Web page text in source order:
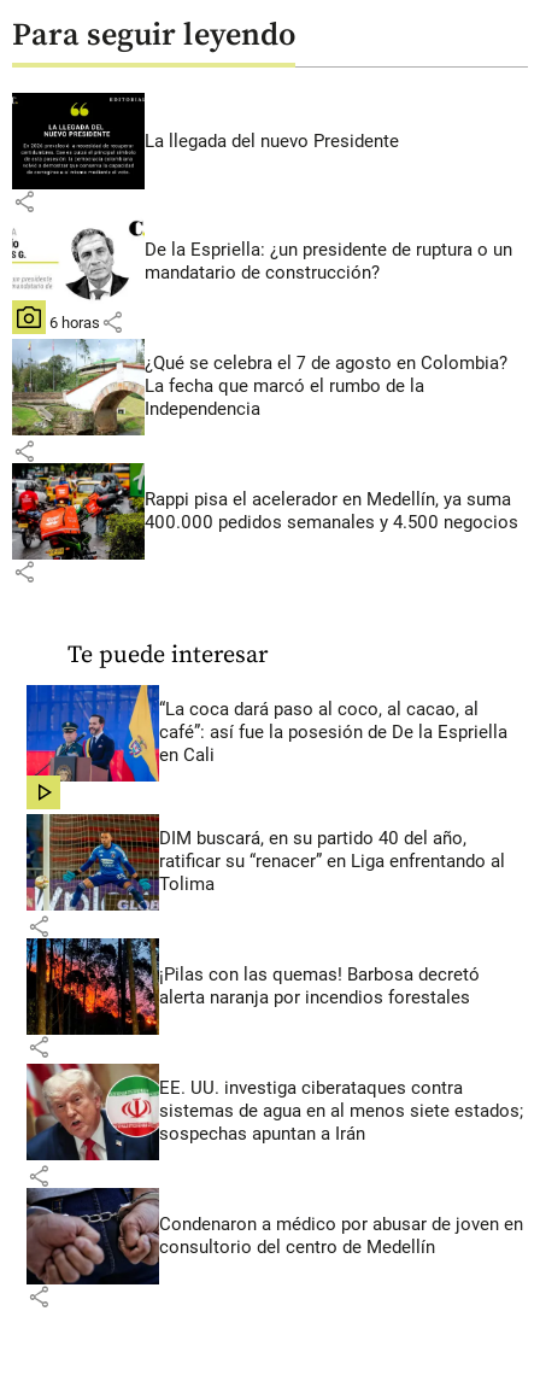
Para seguir leyendo
La llegada del nuevo Presidente
share
De la Espriella: ¿un presidente de ruptura o un
mandatario de construcción?
hace 6 horas share
¿Qué se celebra el 7 de agosto en Colombia?
La fecha que marcó el rumbo de la
Independencia
share
Rappi pisa el acelerador en Medellín, ya suma
400.000 pedidos semanales y 4.500 negocios
share
Te puede interesar
“La coca dará paso al coco, al cacao, al
café”: así fue la posesión de De la Espriella
en Cali
share
DIM buscará, en su partido 40 del año,
ratificar su “renacer” en Liga enfrentando al
Tolima
share
¡Pilas con las quemas! Barbosa decretó
alerta naranja por incendios forestales
share
EE. UU. investiga ciberataques contra
sistemas de agua en al menos siete estados;
sospechas apuntan a Irán
share
Condenaron a médico por abusar de joven en
consultorio del centro de Medellín
share